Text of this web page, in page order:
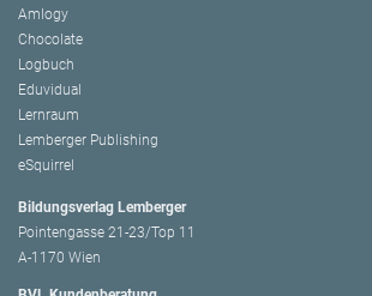
Amlogy
Chocolate
Logbuch
Eduvidual
Lernraum
Lemberger Publishing
eSquirrel
Bildungsverlag Lemberger
Pointengasse 21-23/Top 11
A-1170 Wien